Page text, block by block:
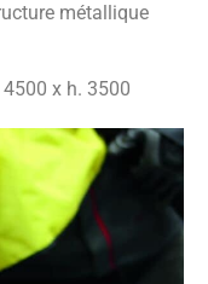
métallique
x h. 3500